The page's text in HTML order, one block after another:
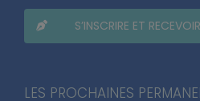
S’INSCRIRE ET
LES PROCHAINES